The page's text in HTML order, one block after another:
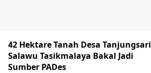
42 Hektare Tanah Desa Tanjungsari
Salawu Tasikmalaya Bakal Jadi
Sumber PADes